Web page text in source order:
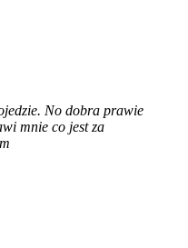
No dobra prawie
mnie co jest za